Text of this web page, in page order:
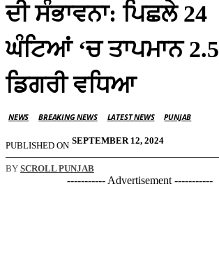
ਦੀ ਸੰਭਾਵਨਾ: ਪਿਛਲੇ 24
ਘੰਟਿਆਂ ‘ਚ ਤਾਪਮਾਨ 2.5
ਡਿਗਰੀ ਵਧਿਆ
NEWS BREAKING NEWS LATEST NEWS PUNJAB
PUBLISHED ON SEPTEMBER 12, 2024
BY SCROLL PUNJAB
----------- Advertisement -----------